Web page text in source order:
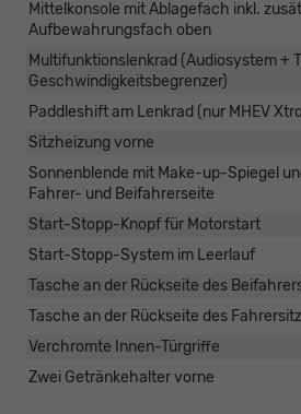
Mittelkonsole mit Ablagefach inkl.
Aufbewahrungsfach oben
Multifunktionslenkrad (Audiosystem +
Geschwindigkeitsbegrenzer)
Paddleshift am Lenkrad (nur MHEV
Sitzheizung vorne
Sonnenblende mit Make-up-Spiegel
Fahrer- und Beifahrerseite
Start-Stopp-Knopf für Motorstart
Start-Stopp-System im Leerlauf
Tasche an der Rückseite des
Tasche an der Rückseite des
Verchromte Innen-Türgriffe
Zwei Getränkehalter vorne